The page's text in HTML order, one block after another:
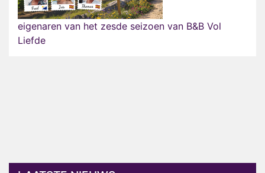
eigenaren van het zesde seizoen van B&B Vol
Liefde